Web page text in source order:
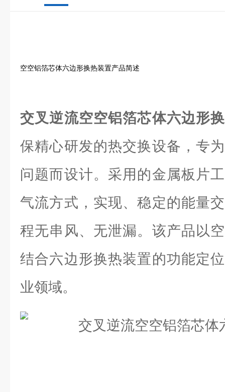
空空铝箔芯体六边形换热装置产品简述
交叉逆流空空铝箔芯体六边形
保精心研发的热交换设备，专
问题而设计。采用的金属板片
气流方式，实现、稳定的能量
程无串风、无泄漏。该产品以
结合六边形换热装置的功能定
业领域。